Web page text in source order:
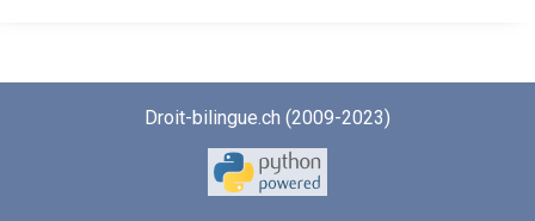
Droit-bilingue.ch (2009-2023)